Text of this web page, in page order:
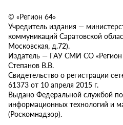
© «Регион 64»
Учредитель издания —
коммуникаций Саратовской
Московская, д.72).
Издатель — ГАУ СМИ СО «Регион
Степанов В.В.
Свидетельство о регистрации
61373 от 10 апреля 2015 г.
Выдано Федеральной службой по
информационных технологий и
(Роскомнадзор).